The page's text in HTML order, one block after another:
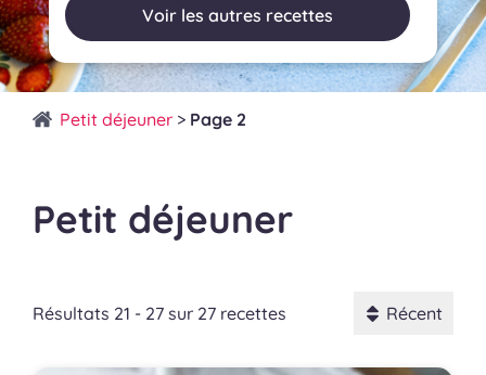
Voir les autres recettes
Petit déjeuner > Page 2
Petit déjeuner
Résultats 21 - 27 sur 27 recettes Récent